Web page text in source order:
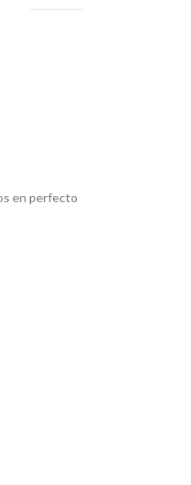
en perfecto